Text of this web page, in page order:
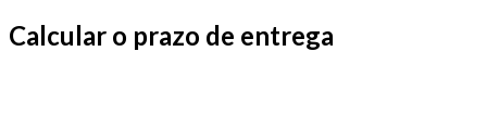
Calcular o prazo de entrega